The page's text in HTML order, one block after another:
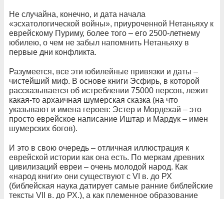
Не случайна, конечно, и дата начала
«эсхатологической войны», приуроченной Нетаньяху к
еврейскому Пуриму, более того – его 2500-летнему
юбилею, о чем не забыл напомнить Нетаньяху в
первые дни конфликта.
Разумеется, все эти юбилейные привязки и даты –
чистейший миф. В основе книги Эсфирь, в которой
рассказывается об истреблении 75000 персов, лежит
какая-то архаичная шумерская сказка (на что
указывают и имена героев: Эстер и Мордехай – это
просто еврейское написание Иштар и Мардук – имен
шумерских богов).
И это в свою очередь – отличная иллюстрация к
еврейской истории как она есть. По меркам древних
цивилизаций евреи – очень молодой народ. Как
«народ книги» они существуют с VI в. до РХ
(библейская наука датирует самые ранние библейские
тексты VII в. до РХ.), а как племенное образование